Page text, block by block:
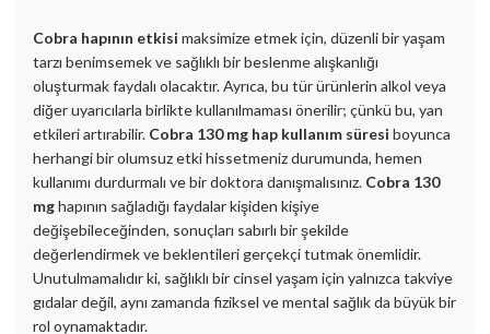
Cobra hapının etkisi maksimize etmek için, düzenli bir yaşam
tarzı benimsemek ve sağlıklı bir beslenme alışkanlığı
oluşturmak faydalı olacaktır. Ayrıca, bu tür ürünlerin alkol veya
diğer uyarıcılarla birlikte kullanılmaması önerilir; çünkü bu, yan
etkileri artırabilir. Cobra 130 mg hap kullanım süresi boyunca
herhangi bir olumsuz etki hissetmeniz durumunda, hemen
kullanımı durdurmalı ve bir doktora danışmalısınız. Cobra 130
mghapının sağladığı faydalar kişiden kişiye
değişebileceğinden, sonuçları sabırlı bir şekilde
değerlendirmek ve beklentileri gerçekçi tutmak önemlidir.
Unutulmamalıdır ki, sağlıklı bir cinsel yaşam için yalnızca takviye
gıdalar değil, aynı zamanda fiziksel ve mental sağlık da büyük bir
rol oynamaktadır.